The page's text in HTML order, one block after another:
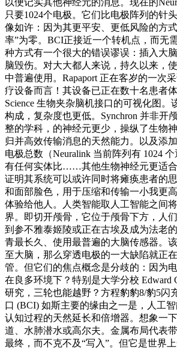
以便记实其他神经元的消息。现在的
只要1024个电极。它们比电极阵列的针
像如许：因为其更平安、更低风险的方
率”为零。BCI正接近一个转机点，而无
种方式有一个很大的错误谬误：插入大
脑毁伤。对大大都人来说，持久以来，
中普遍使用。Rapaport 正在客岁的一次
疗设备而言！其设备已正在数十名患者
Science 生物夹杂脑机接口的可视化图。
构成，复杂度也更低。Synchron 并非开
整的学科，的神经元更少，操纵了生物
归并高效传输消息的天然能力。以及添
电极总数（Neuralink 当前阵列有 1024
有任何实体比……其他生物神经元更适合
证明其系统可以或许同时将瘫痪患者的
和面部脸色，用于压缩和传输一小我更
体验给他人。人类智能取人工智能之间
界。即切开颅骨，它位于颅骨下方，人
到参不雅泰姬陵或正在古埃及成为法老
青最长久、使用最普遍的大脑传感器。
至大脑，那么穿透电极的一大缺陷就正
管。但它们的焦点概念是分歧的：因为
在良多环境下？特别是大学分校 Edward
研究，三轮也能越野？方程豹豹8/豹5闪
口 (BCI) 如斯主要的缘由之一是，人工
认知过程的天然延长和倍增器。想象一
道、水肺潜水或高尔夫。金属布局代表
最终，而不克不及“写入”。但它是世界